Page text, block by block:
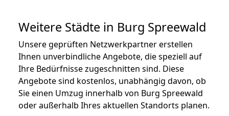
Weitere Städte in Burg Spreewald
Unsere geprüften Netzwerkpartner erstellen
Ihnen unverbindliche Angebote, die speziell auf
Ihre Bedürfnisse zugeschnitten sind. Diese
Angebote sind kostenlos, unabhängig davon, ob
Sie einen Umzug innerhalb von Burg Spreewald
oder außerhalb Ihres aktuellen Standorts planen.